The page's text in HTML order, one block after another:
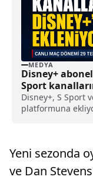
MEDYA
Disney+
Sport
Disney+, S Sport
platformuna
Yeni sezonda
ve Dan